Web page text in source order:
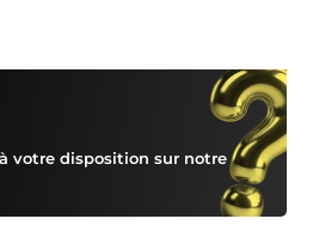
votre disposition sur notre